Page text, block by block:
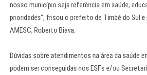
nosso município seja referência em saúde,
prioridades”, frisou o prefeito de Timbé do Sul
AMESC, Roberto Biava.
Dúvidas sobre atendimentos na área da saúde
podem ser conseguidas nos ESFs e/ou